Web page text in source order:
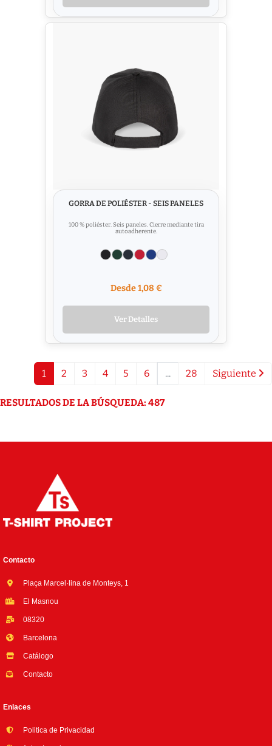
GORRA DE POLIÉSTER - SEIS PANELES
100 % poliéster. Seis paneles. Cierre mediante tira
autoadherente.
Desde 1,08 €
Ver Detalles
1 2 3 4 5 6 ... 28 Siguiente
RESULTADOS DE LA BÚSQUEDA: 487
Contacto
Plaça Marcel·lina de Monteys, 1
El Masnou
08320
Barcelona
Catálogo
Contacto
Enlaces
Politica de Privacidad